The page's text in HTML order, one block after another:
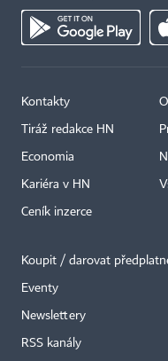
Kontakty
Tiráž redakce HN
Economia
Kariéra v HN
Ceník inzerce
Koupit / darovat
Eventy
Newslettery
RSS kanály